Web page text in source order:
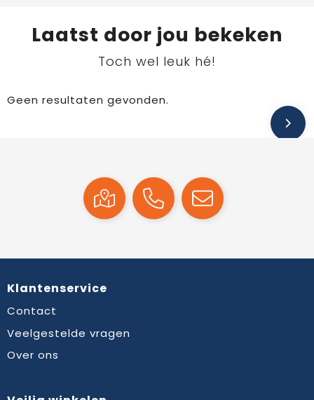
Laatst door jou bekeken
Toch wel leuk hé!
Geen resultaten gevonden.
Klantenservice
Contact
Veelgestelde vragen
Over ons